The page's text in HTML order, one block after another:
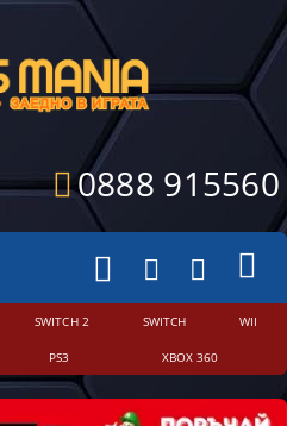
0888 915560
SWITCH 2 SWITCH WII
PS3 XBOX 360